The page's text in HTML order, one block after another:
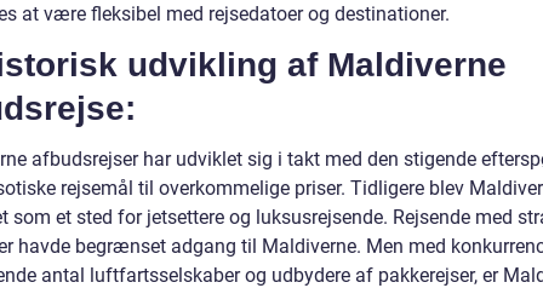
at være fleksibel med rejsedatoer og destinationer.
udvikling af Maldiverne
afbudsrejser har udviklet sig i takt med den stigende
rejsemål til overkommelige priser. Tidligere blev
som et sted for jetsettere og luksusrejsende. Rejsende med
havde begrænset adgang til Maldiverne. Men med
antal luftfartsselskaber og udbydere af pakkerejser, er